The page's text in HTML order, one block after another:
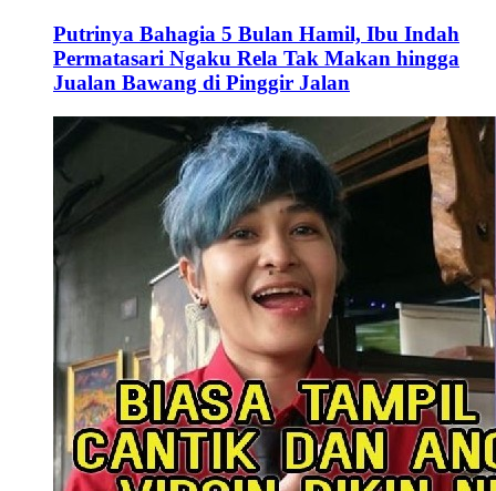
Putrinya Bahagia 5 Bulan Hamil, Ibu Indah
Permatasari Ngaku Rela Tak Makan hingga
Jualan Bawang di Pinggir Jalan